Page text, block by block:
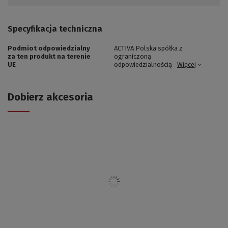
Specyfikacja techniczna
Podmiot odpowiedzialny
za ten produkt na terenie
UE
ACTIVA Polska spółka z
ograniczoną
odpowiedzialnością
Więcej
Dobierz akcesoria